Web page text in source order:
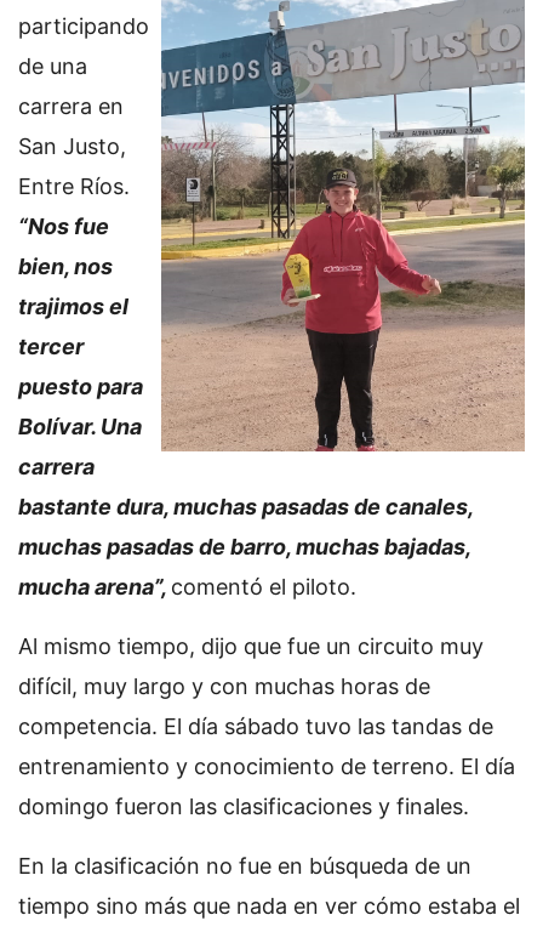
participando
de una
carrera en
San Justo,
Entre Ríos.
“Nos fue
bien, nos
trajimos el
tercer
puesto para
Bolívar. Una
carrera
bastante dura, muchas pasadas de canales,
muchas pasadas de barro, muchas bajadas,
mucha arena”, comentó el piloto.
Al mismo tiempo, dijo que fue un circuito muy
difícil, muy largo y con muchas horas de
competencia. El día sábado tuvo las tandas de
entrenamiento y conocimiento de terreno. El día
domingo fueron las clasificaciones y finales.
En la clasificación no fue en búsqueda de un
tiempo sino más que nada en ver cómo estaba el